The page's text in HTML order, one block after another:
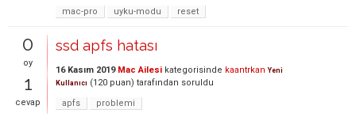
mac-pro
uyku-modu reset
0
oy
1
cevap
ssd apfs hatası
16 Kasım 2019 Mac Ailesi kategorisinde kaantrkan Yeni
Kullanıcı (120 puan) tarafından soruldu
apfs
problemi